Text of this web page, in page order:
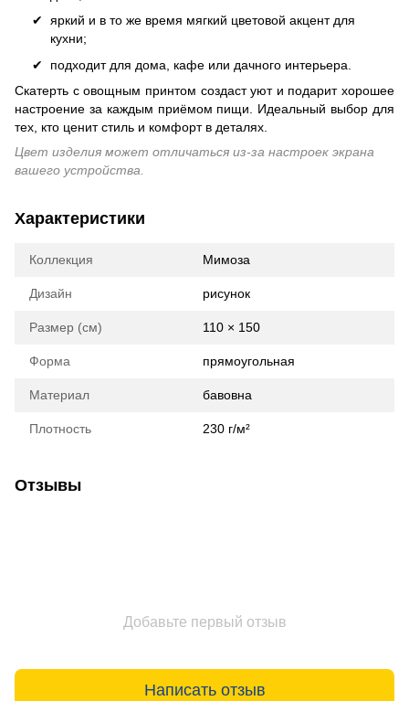
яркий и в то же время мягкий цветовой акцент для
кухни;
подходит для дома, кафе или дачного интерьера.
Скатерть с овощным принтом создаст уют и подарит хорошее
настроение за каждым приёмом пищи. Идеальный выбор для
тех, кто ценит стиль и комфорт в деталях.
Цвет изделия может отличаться из-за настроек экрана
вашего устройства.
Характеристики
Коллекция Мимоза
Дизайн рисунок
Размер (см) 110 × 150
Форма прямоугольная
Материал бавовна
Плотность 230 г/м²
Отзывы
Добавьте первый отзыв
Написать отзыв